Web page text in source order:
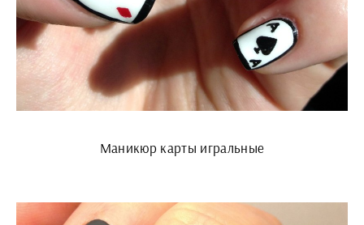
Маникюр карты игральные